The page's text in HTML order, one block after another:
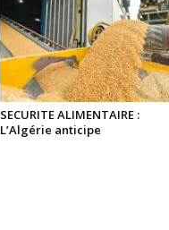
SECURITE ALIMENTAIRE :
L’Algérie anticipe